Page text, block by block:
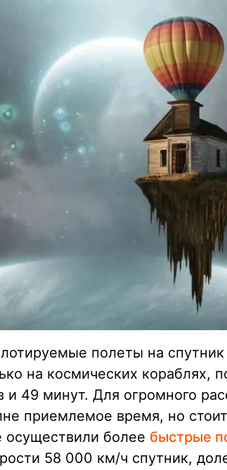
полеты на
на космических кораблях,
и 49 минут. Для огромного
приемлемое время, но
более быстрые
58 000 км/ч спутник,